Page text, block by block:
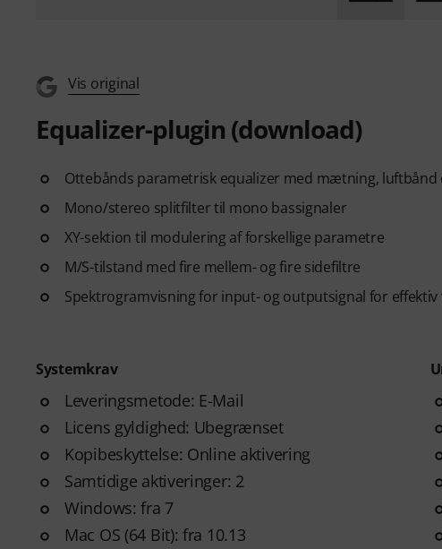
Vis original
Equalizer-plugin (download)
Ottebånds parametrisk equalizer med mætning, luftbånd
Mono/stereo splitfilter til mono bassignaler
XY-sektion til modulering af forskellige parametre
M/S-tilstand med fire mellem- og fire sidefiltre
Spektrogramvisning for input- og outputsignal for
Systemkrav
Leveringsmetode: E-Mail
Licens gyldighed: Ubegrænset
Kopibeskyttelse: Online aktivering
Samtidige aktiveringer: 2
Windows: fra 7
Mac OS (64 Bit): fra 10.13